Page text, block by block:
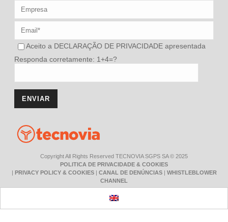
Aceito a DECLARAÇÃO DE PRIVACIDADE apresentada
Responda corretamente: 1+4=?
Copyright All Rights Reserved TECNOVIA SGPS SA © 2025
POLITICA DE PRIVACIDADE & COOKIES
| PRIVACY POLICY & COOKIES| CANAL DE DENÚNCIAS| WHISTLEBLOWER
CHANNEL